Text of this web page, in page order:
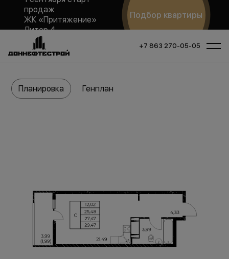
продаж
ЖК «Притяжение»
Литер 4
Подбор квартиры
+7 863 270-05-05
Планировка Генплан